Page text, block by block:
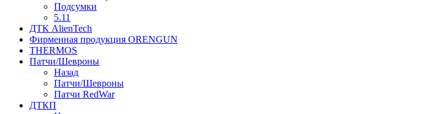
Подсумки
5.11
ДТК AlienTech
Фирменная продукция ORENGUN
THERMOS
Патчи/Шевроны
Назад
Патчи/Шевроны
Патчи RedWar
ДТКП